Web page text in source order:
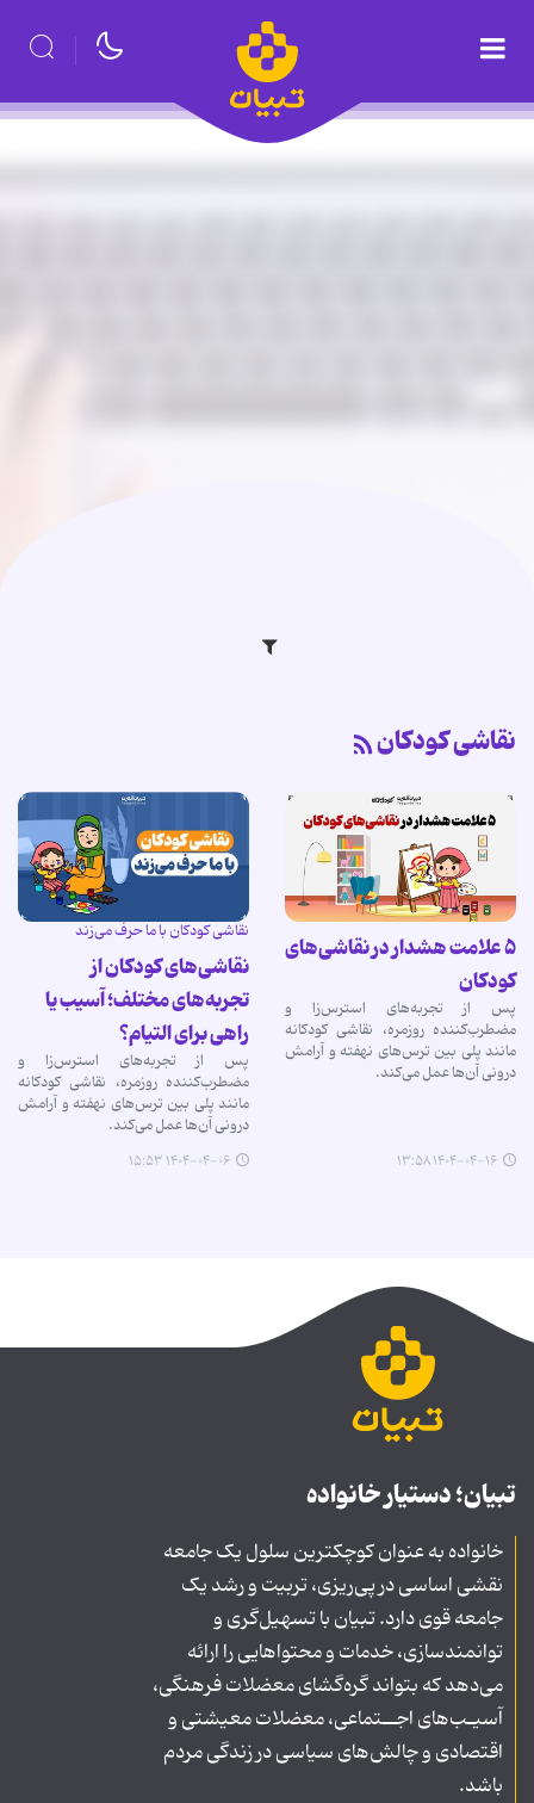
نقاشی کودکان
۵ علامت هشدار در نقاشی‌های
کودکان
پس از تجربه‌های استرس‌زا و
مضطرب‌کننده روزمره، نقاشی کودکانه
مانند پلی بین ترس‌های نهفته و آرامش
درونی آن‌ها عمل می‌کند.
۱۴۰۴-۰۴-۱۶ ۱۳:۵۸
نقاشی کودکان با ما حرف می‌زند
نقاشی‌های کودکان از
تجربه‌های مختلف؛ آسیب یا
راهی برای التیام؟
پس از تجربه‌های استرس‌زا و
مضطرب‌کننده روزمره، نقاشی کودکانه
مانند پلی بین ترس‌های نهفته و آرامش
درونی آن‌ها عمل می‌کند.
۱۴۰۴-۰۴-۰۶ ۱۵:۵۳
تبیان؛ دستیار خانواده
خانواده به عنوان کوچکترین سلول یک جامعه
نقشی اساسی در پی‌ریزی، تربیت و رشد یک
جامعه قوی دارد. تبیان با تسهیل‌گری و
توانمندسازی، خدمات و محتواهایی را ارائه
می‌دهد که بتواند گره‌گشای معضلات فرهنگی،
آسیـب‌های اجــتماعی، معضلات معیشتی و
اقتصادی و چالش‌های سیاسی در زندگی مردم
باشد.